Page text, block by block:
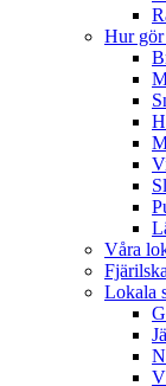
Hur gör
Våra
Lokala